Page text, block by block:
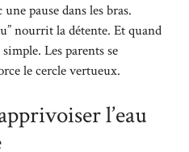
pause dans les bras.
nourrit la détente. Et quand
Les parents se
le cercle vertueux.
l’eau